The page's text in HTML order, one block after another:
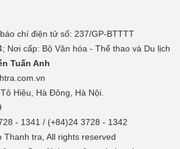
chí điện tử số: 237/GP-BTTTT
Nơi cấp: Bộ Văn hóa - Thể thao và Du lịch
Tuấn Anh
Hiệu, Hà Đông, Hà Nội.
- 1341 / (+84)24 3728 - 1342
tra, All rights reserved